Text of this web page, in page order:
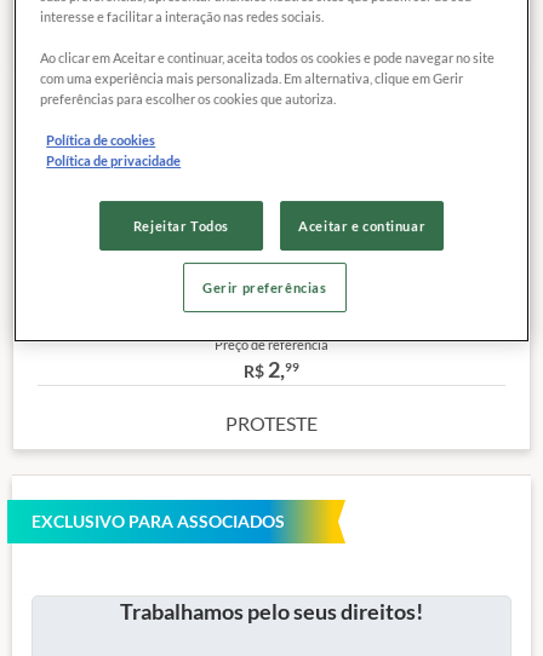
associados
Água mineral com gás
SÃO LOURENÇO
Outras características
Preço de referência
R$ 2,99
PROTESTE
EXCLUSIVO PARA ASSOCIADOS
Trabalhamos pelo seus direitos!
interesse e facilitar a interação nas redes sociais.
Ao clicar em Aceitar e continuar, aceita todos os cookies e pode navegar no site
com uma experiência mais personalizada. Em alternativa, clique em Gerir
preferências para escolher os cookies que autoriza.
Política de cookies
Política de privacidade
Rejeitar Todos Aceitar e continuar
Gerir preferências